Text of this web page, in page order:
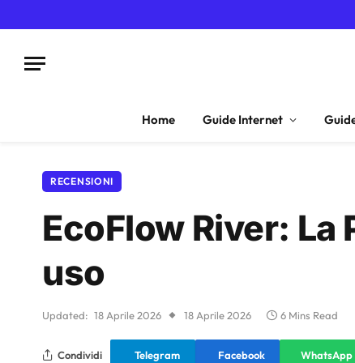
Home Guide Internet
RECENSIONI
EcoFlow River:
uso
Updated: 18 Aprile 2026 18 Aprile 2026 6 Mins Read
Condividi Telegram Facebook WhatsApp